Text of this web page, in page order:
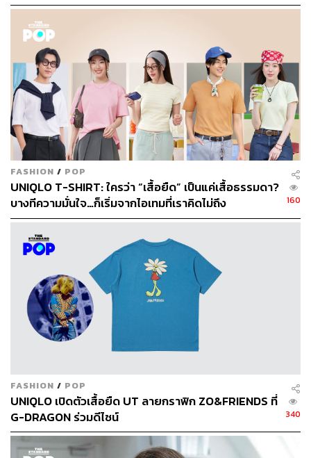
พิสูจน์อักษร: ลักษณ์นารา พักตร์เพียงจันทร์
อ้างอิง:
https://asia.nikkei.com/Business/Retail/Uniqlo-boost
s-investment-in-e-commerce-in-Japan-and-China
TAGS: Ecommerce Uniqlo
ABOUT THE AUTHOR
ถนัดกิจ จันกิเสน
Content Creator ประจำกองบรรณาธิการ
THE STANDARD WEALTH ผู้เสพติดโลก
ธุรกิจ การตลาด เทคโนโลยี และชอบสำรวจ
โลกออฟไลน์และออนไลน์มาถอดรหัสความ
ไอเดียใหม่ๆ
FASHION / POP
UNIQLO T-SHIRT: ใครว่า “เสื้อยืด” เป็นแค่เสื้อธรรมดา?
บางทีความมั่นใจ…ก็เริ่มจากไอเทมที่เราคิดไม่ถึง
160
FASHION / POP
UNIQLO เปิดตัวเสื้อยืด UT ลายกราฟิก ZO&FRIENDS ที่
G-DRAGON ร่วมดีไซน์
340